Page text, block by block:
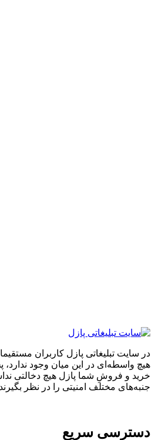
تبلیغاتی پازل کاربران مستقیما با
در این میان وجود ندارد، پس
و فروشِ شما پازل هیچ دخالتی نداشته و
مختلف امنیتی را در نظر بگیرند.
سریع